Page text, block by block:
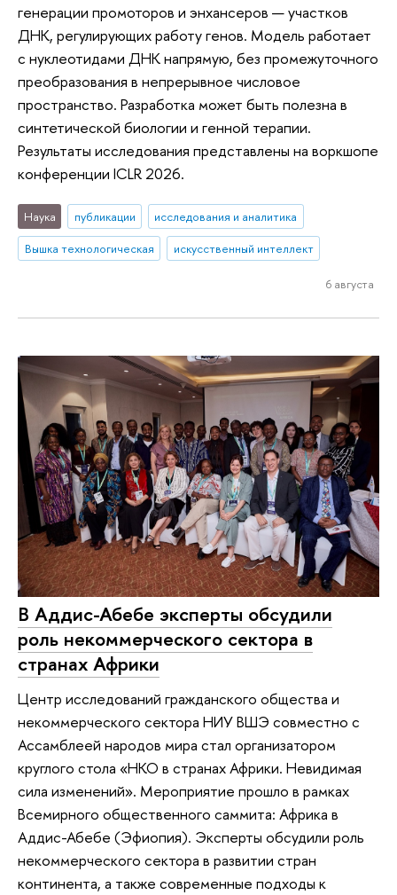
генерации промоторов и энхансеров — участков
ДНК, регулирующих работу генов. Модель работает
с нуклеотидами ДНК напрямую, без промежуточного
преобразования в непрерывное числовое
пространство. Разработка может быть полезна в
синтетической биологии и генной терапии.
Результаты исследования представлены на воркшопе
конференции ICLR 2026.
Наука публикации
исследования и аналитика
Вышка технологическая
искусственный интеллект
6 августа
В Аддис-Абебе эксперты обсудили
роль некоммерческого сектора в
странах Африки
Центр исследований гражданского общества и
некоммерческого сектора НИУ ВШЭ совместно с
Ассамблеей народов мира стал организатором
круглого стола «НКО в странах Африки. Невидимая
сила изменений». Мероприятие прошло в рамках
Всемирного общественного саммита: Африка в
Аддис-Абебе (Эфиопия). Эксперты обсудили роль
некоммерческого сектора в развитии стран
континента, а также современные подходы к